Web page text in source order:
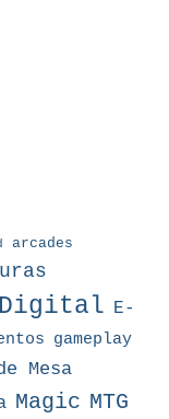
arcades
E-
gameplay
Mesa
Magic MTG